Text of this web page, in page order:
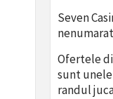
Seven
Ofertele
sunt
randul